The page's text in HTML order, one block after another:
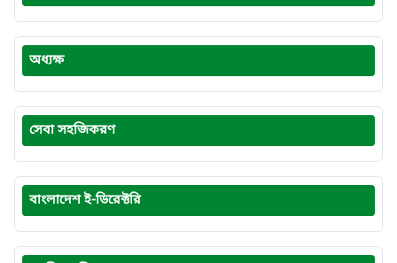
অধ্যক্ষ
সেবা সহজিকরণ
বাংলাদেশ ই-ডিরেক্টরি